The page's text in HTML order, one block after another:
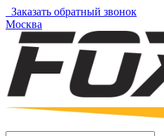
Заказать обратный звонок
Москва